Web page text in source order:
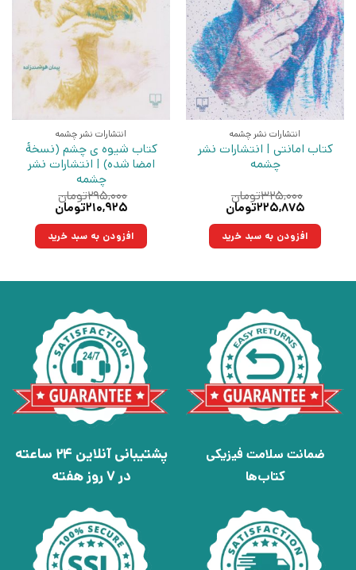
انتشارات نشر چشمه
کتاب امانتی | انتشارات نشر
چشمه
۳۲۵,۰۰۰تومان
قیمت
۳۲۵,۰۰۰تومان
بود.
۲۲۵,۸۷۵تومان
۲۲۵,۸۷۵تومان.افزودن به سبد خرید
انتشارات نشر چشمه
کتاب شیوه ی چشم (نسخهٔ
امضا شده) | انتشارات نشر
چشمه
۲۹۵,۰۰۰تومان
قیمت
۲۹۵,۰۰۰تومان
بود.
۲۱۰,۹۲۵تومان
۲۱۰,۹۲۵تومان.افزودن به سبد خرید
ضمانت سلامت فیزیکی
کتاب‌ها
پشتیبانی آنلاین 24 ساعته
در 7 روز هفته